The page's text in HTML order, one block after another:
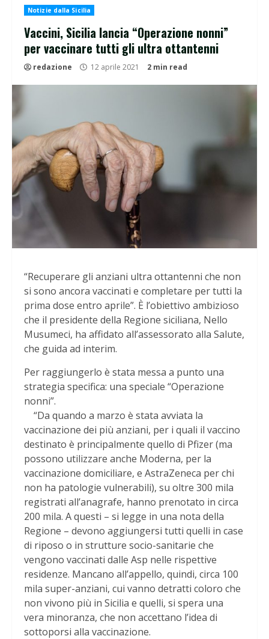
Notizie dalla Sicilia
Vaccini, Sicilia lancia “Operazione nonni”
per vaccinare tutti gli ultra ottantenni
redazione 12 aprile 2021 2 min read
“Recuperare gli anziani ultra ottantenni che non
si sono ancora vaccinati e completare per tutti la
prima dose entro aprile”. È l’obiettivo ambizioso
che il presidente della Regione siciliana, Nello
Musumeci, ha affidato all’assessorato alla Salute,
che guida ad interim.
Per raggiungerlo è stata messa a punto una
strategia specifica: una speciale “Operazione
nonni”.
“Da quando a marzo è stata avviata la
vaccinazione dei più anziani, per i quali il vaccino
destinato è principalmente quello di Pfizer (ma
possono utilizzare anche Moderna, per la
vaccinazione domiciliare, e AstraZeneca per chi
non ha patologie vulnerabili), su oltre 300 mila
registrati all’anagrafe, hanno prenotato in circa
200 mila. A questi – si legge in una nota della
Regione – devono aggiungersi tutti quelli in case
di riposo o in strutture socio-sanitarie che
vengono vaccinati dalle Asp nelle rispettive
residenze. Mancano all’appello, quindi, circa 100
mila super-anziani, cui vanno detratti coloro che
non vivono più in Sicilia e quelli, si spera una
vera minoranza, che non accettano l’idea di
sottoporsi alla vaccinazione.